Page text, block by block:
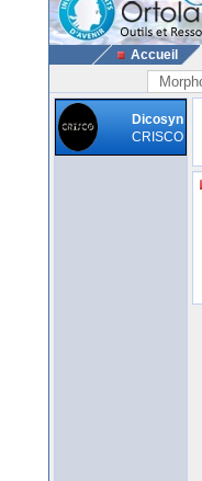
Accueil
Dicosyn
CRISCO